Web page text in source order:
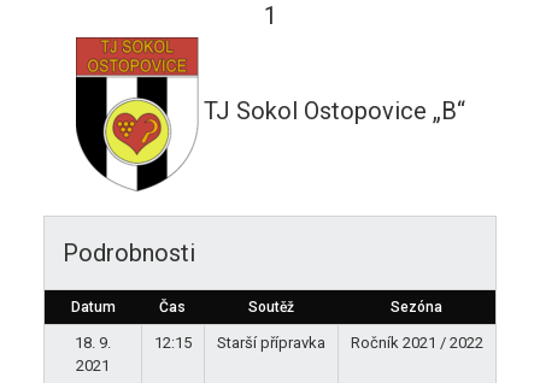
1
TJ Sokol Ostopovice „B“
Podrobnosti
Datum Čas Soutěž Sezóna
18. 9.
2021
12:15 Starší přípravka Ročník 2021 / 2022